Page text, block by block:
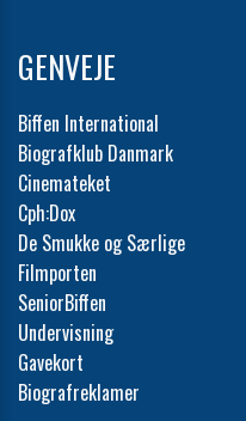
GENVEJE
Biffen International
Biografklub Danmark
Cinemateket
Cph:Dox
De Smukke og Særlige
Filmporten
SeniorBiffen
Undervisning
Gavekort
Biografreklamer